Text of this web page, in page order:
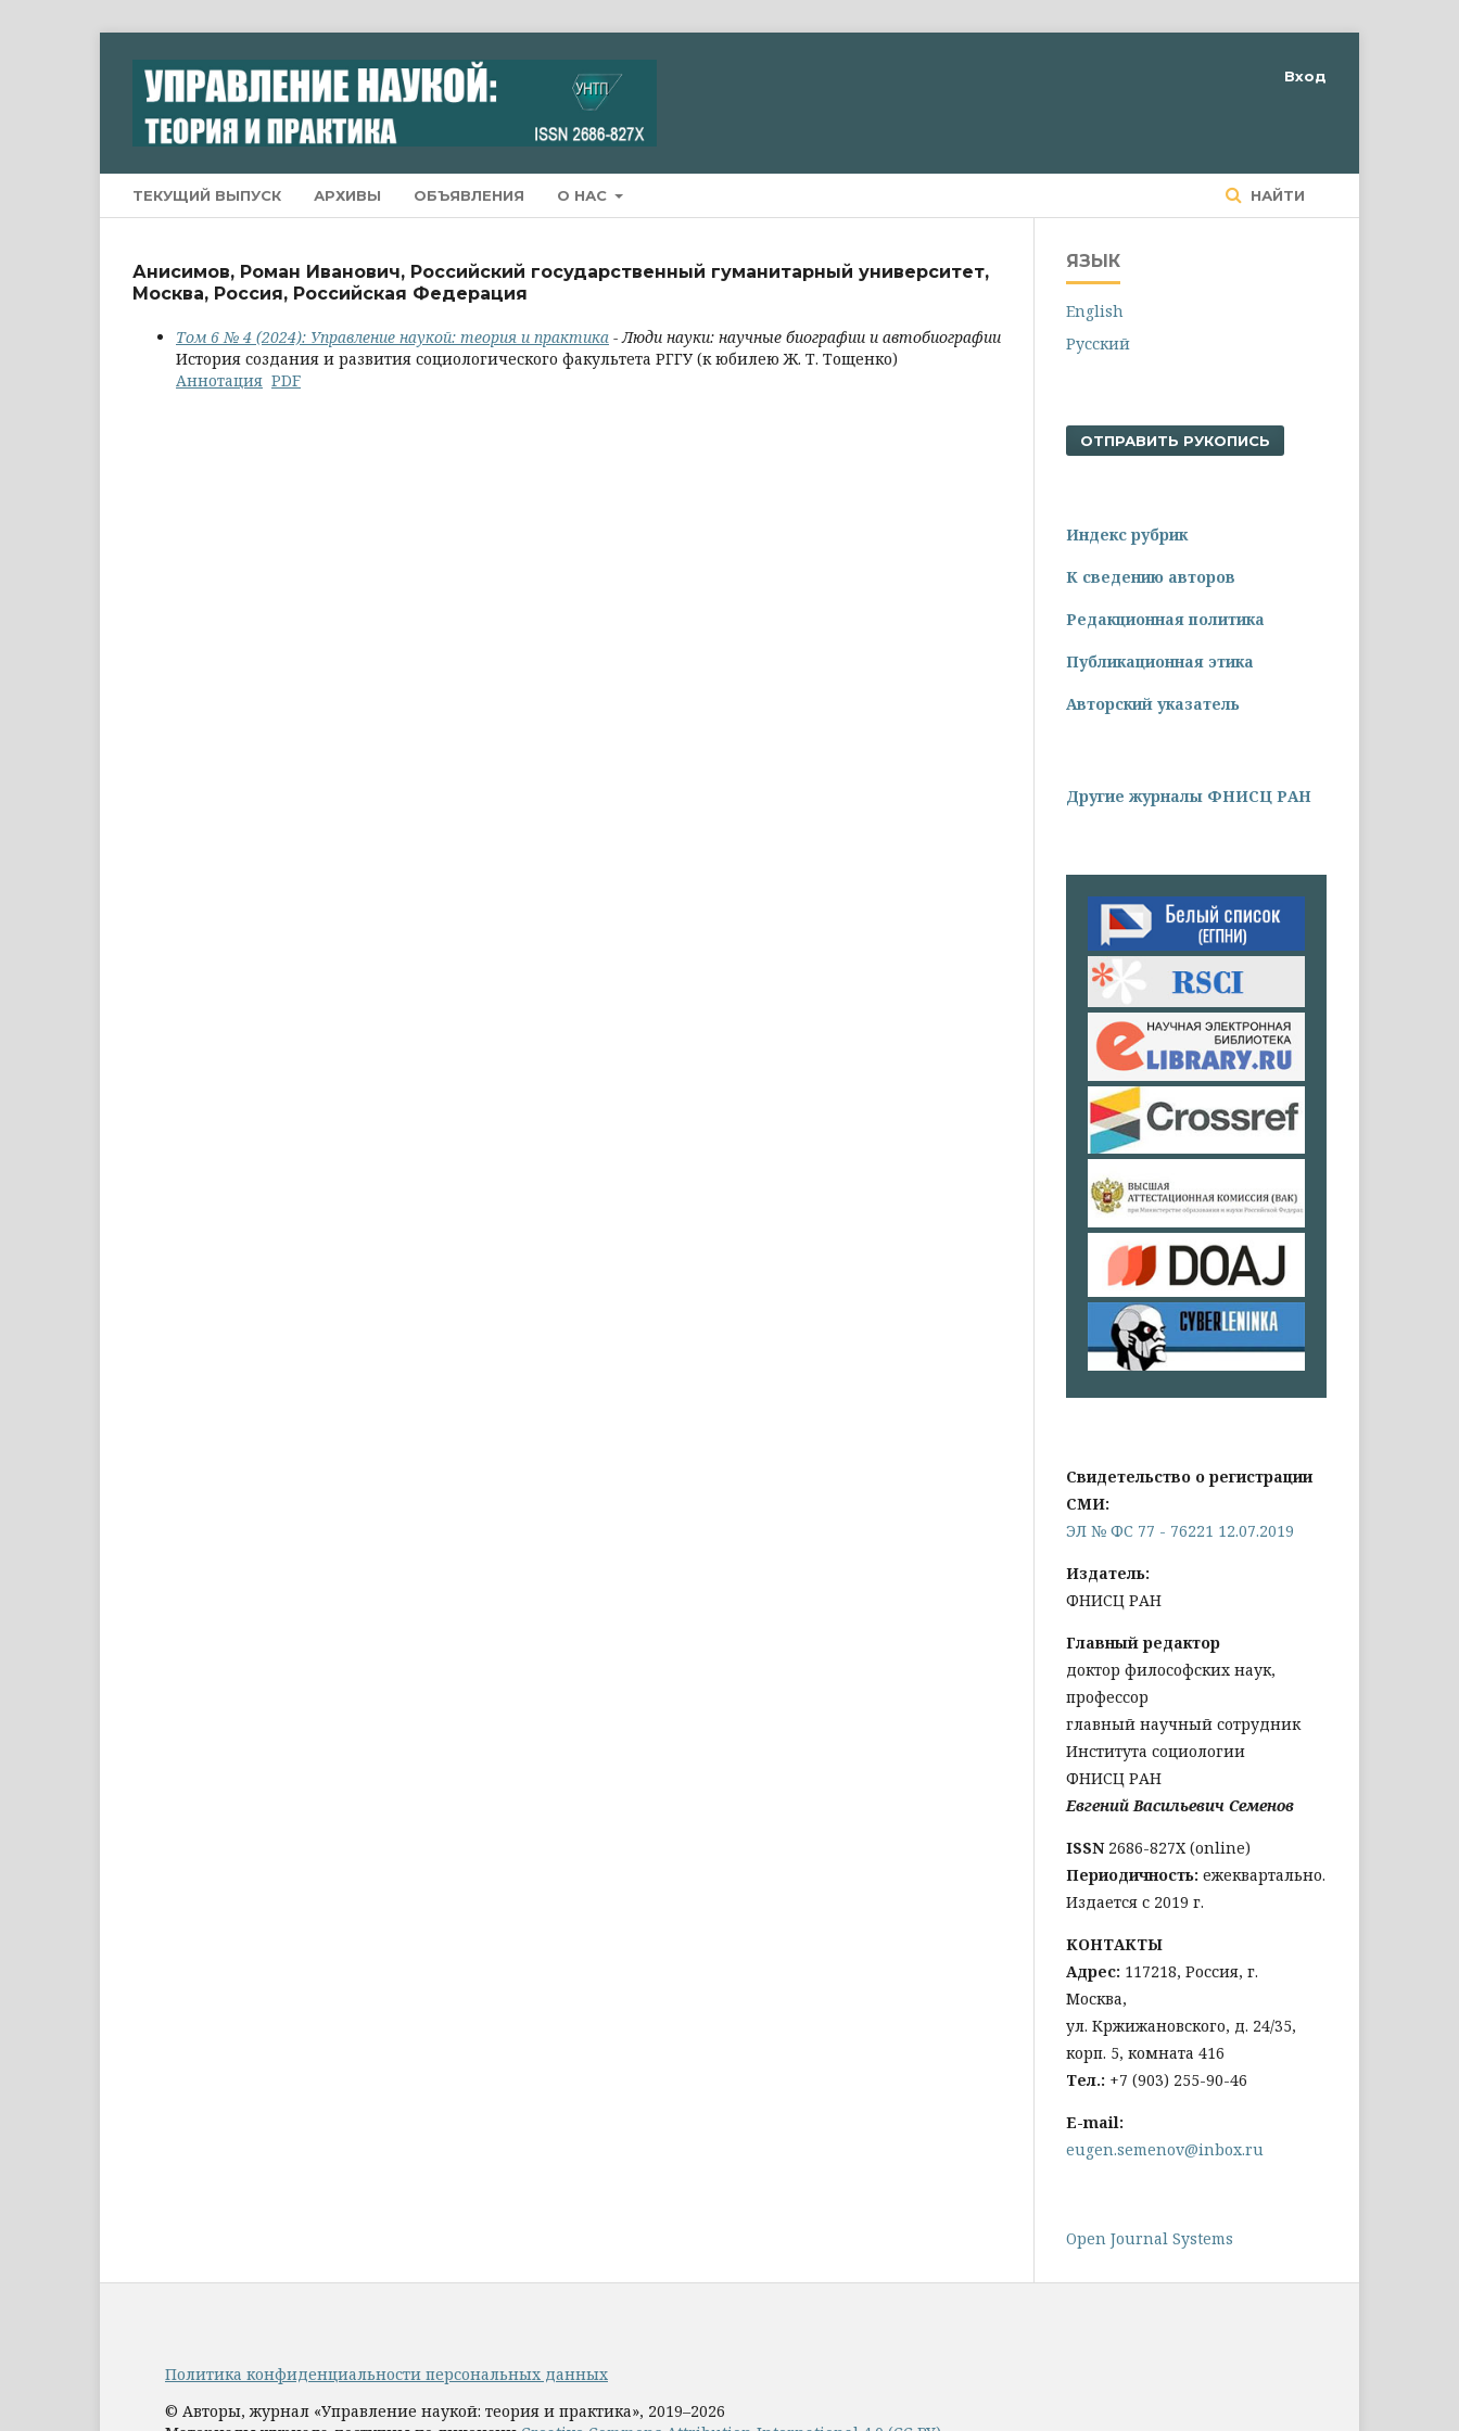
ТЕКУЩИЙ ВЫПУСК АРХИВЫ ОБЪЯВЛЕНИЯ О НАС НАЙТИ
Вход
Анисимов, Роман Иванович, Российский государственный гуманитарный университет,
Москва, Россия, Российская Федерация
Том 6 № 4 (2024): Управление наукой: теория и практика - Люди науки: научные биографии и автобиографии
История создания и развития социологического факультета РГГУ (к юбилею Ж. Т. Тощенко)
Аннотация PDF
ЯЗЫК
English
Русский
ОТПРАВИТЬ РУКОПИСЬ
Индекс рубрик
К сведению авторов
Редакционная политика
Публикационная этика
Авторский указатель
Другие журналы ФНИСЦ РАН
Свидетельство о регистрации
СМИ:
ЭЛ № ФС 77 - 76221 12.07.2019
Издатель:
ФНИСЦ РАН
Главный редактор
доктор философских наук,
профессор
главный научный сотрудник
Института социологии
ФНИСЦ РАН
Евгений Васильевич Семенов
ISSN 2686-827X (online)
Периодичность: ежеквартально.
Издается с 2019 г.
КОНТАКТЫ
Адрес: 117218, Россия, г.
Москва,
ул. Кржижановского, д. 24/35,
корп. 5, комната 416
Тел.: +7 (903) 255-90-46
E-mail:
eugen.semenov@inbox.ru
Open Journal Systems
Политика конфиденциальности персональных данных
© Авторы, журнал «Управление наукой: теория и практика», 2019–2026